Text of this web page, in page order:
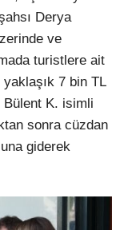
Derya
ve
turistlere ait
7 bin TL
K. isimli
sonra cüzdan
giderek